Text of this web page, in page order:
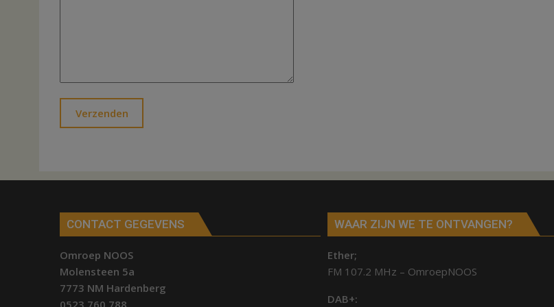
CONTACT GEGEVENS
Omroep NOOS
Molensteen 5a
7773 NM Hardenberg
0523 760 788
WAAR ZIJN WE TE ONTVANGEN?
Ether;
FM 107.2 MHz – OmroepNOOS
DAB+: